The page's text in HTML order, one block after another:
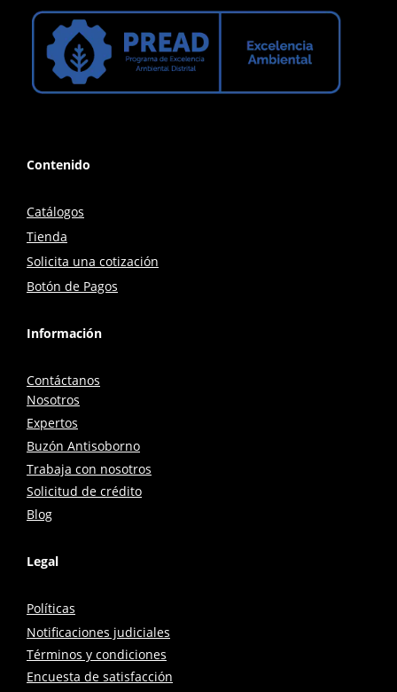
Contenido
Catálogos
Tienda
Solicita una cotización
Botón de Pagos
Información
Contáctanos
Nosotros
Expertos
Buzón Antisoborno
Trabaja con nosotros
Solicitud de crédito
Blog
Legal
Políticas
Notificaciones judiciales
Términos y condiciones
Encuesta de satisfacción